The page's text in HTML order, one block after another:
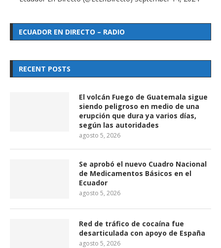
ECUADOR EN DIRECTO – RADIO
RECENT POSTS
El volcán Fuego de Guatemala sigue
siendo peligroso en medio de una
erupción que dura ya varios días,
según las autoridades
agosto 5, 2026
Se aprobó el nuevo Cuadro Nacional
de Medicamentos Básicos en el
Ecuador
agosto 5, 2026
Red de tráfico de cocaína fue
desarticulada con apoyo de España
agosto 5, 2026